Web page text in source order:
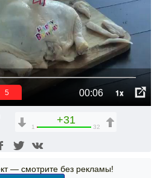
00:06 1x
4
+31
1 32
— смотрите без рекламы!